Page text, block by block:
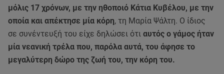
μόλις 17 χρόνων, με την ηθοποιό Κάτια Κυβέλου, με την
οποία και απέκτησε μία κόρη, τη Μαρία Ψάλτη. Ο ίδιος
σε συνέντευξή του είχε δηλώσει ότι αυτός ο γάμος ήταν
μία νεανική τρέλα που, παρόλα αυτά, του άφησε το
μεγαλύτερη δώρο της ζωή του, την κόρη του.